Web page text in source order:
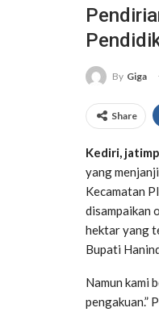
By Giga
Share
Kediri,
yang
Kecamatan
disampaikan
hektar yang
Bupati
Namun kami
pengakuan.”